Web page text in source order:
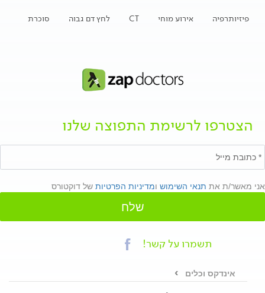
פיזיותרפיה אירוע מוחי CT לחץ דם גבוה סוכרת
הצטרפו לרשימת התפוצה שלנו
אני מאשר/ת את תנאי השימוש ומדיניות הפרטיות של דוקטורס
שלח
תשמרו על קשר!
אינדקס וכלים